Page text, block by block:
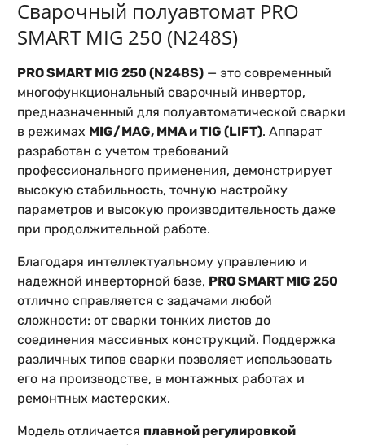
Сварочный полуавтомат PRO
SMART MIG 250 (N248S)
PRO SMART MIG 250 (N248S) — это современный
многофункциональный сварочный инвертор,
предназначенный для полуавтоматической сварки
в режимах MIG/MAG, MMA и TIG (LIFT). Аппарат
разработан с учетом требований
профессионального применения, демонстрирует
высокую стабильность, точную настройку
параметров и высокую производительность даже
при продолжительной работе.
Благодаря интеллектуальному управлению и
надежной инверторной базе, PRO SMART MIG 250
отлично справляется с задачами любой
сложности: от сварки тонких листов до
соединения массивных конструкций. Поддержка
различных типов сварки позволяет использовать
его на производстве, в монтажных работах и
ремонтных мастерских.
Модель отличается плавной регулировкой